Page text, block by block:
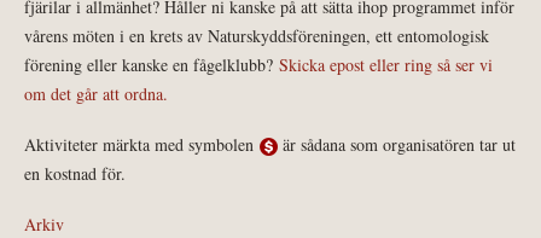
fjärilar i allmänhet? Håller ni kanske på att sätta ihop programmet inför
vårens möten i en krets av Naturskyddsföreningen, ett entomologisk
förening eller kanske en fågelklubb? Skicka epost eller ring så ser vi
om det går att ordna.
Aktiviteter märkta med symbolen
är sådana som organisatören tar ut
en kostnad för.
Arkiv